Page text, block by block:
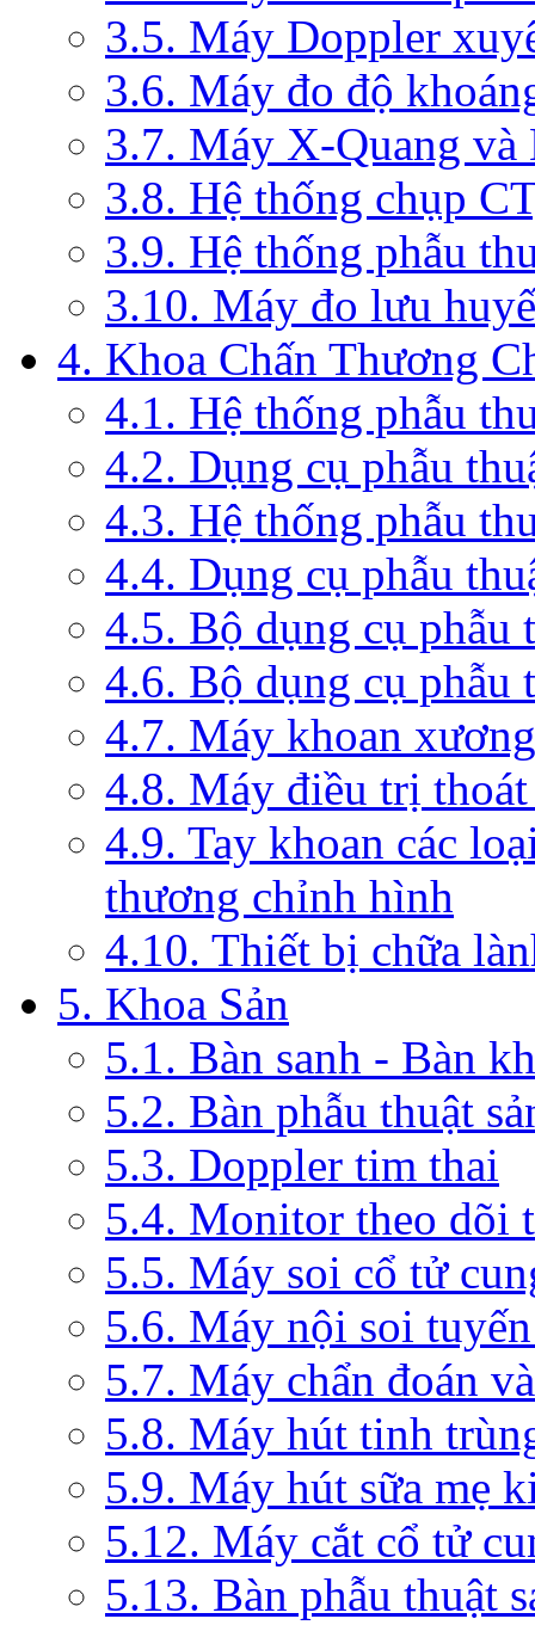
3.5. Máy Doppler
3.6. Máy đo độ
3.7. Máy X-Quang
3.8. Hệ thống chụp
3.9. Hệ thống phẫu
3.10. Máy đo lưu
4. Khoa Chấn Thương
4.1. Hệ thống phẫu
4.2. Dụng cụ phẫu
4.3. Hệ thống phẫu
4.4. Dụng cụ phẫu
4.5. Bộ dụng cụ phẫu
4.6. Bộ dụng cụ phẫu
4.7. Máy khoan
4.8. Máy điều trị
4.9. Tay khoan các
thương chỉnh hình
4.10. Thiết bị chữa
5. Khoa Sản
5.1. Bàn sanh - Bàn
5.2. Bàn phẫu thuật
5.3. Doppler tim thai
5.4. Monitor theo dõi
5.5. Máy soi cổ tử
5.6. Máy nội soi
5.7. Máy chẩn đoán
5.8. Máy hút tinh
5.9. Máy hút sữa mẹ
5.12. Máy cắt cổ tử
5.13. Bàn phẫu thuật